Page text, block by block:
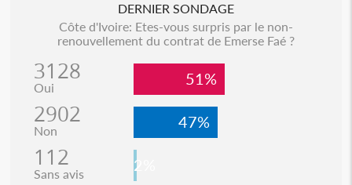
DERNIER SONDAGE
Côte d'Ivoire: Etes-vous surpris par le non-
renouvellement du contrat de Emerse Faé ?
3128
Oui 51%
2902
Non 47%
112
Sans avis 2%